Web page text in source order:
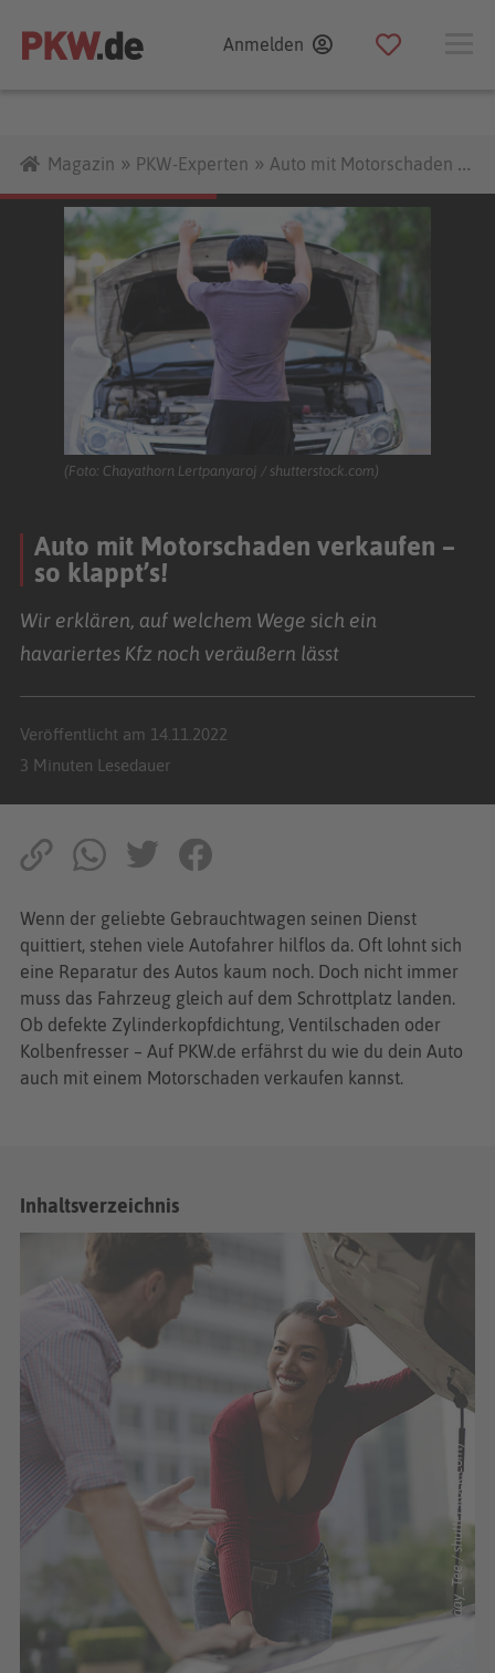
Inhalt
Anmelden
Magazin » PKW-Experten » Auto mit Motorschaden verkaufen – so klappt’s!
(Foto: Chayathorn Lertpanyaroj / shutterstock.com)
Auto mit Motorschaden verkaufen –
so klappt’s!
Wir erklären, auf welchem Wege sich ein
havariertes Kfz noch veräußern lässt
Veröffentlicht am 14.11.2022
3 Minuten Lesedauer
Wenn der geliebte Gebrauchtwagen seinen Dienst
quittiert, stehen viele Autofahrer hilflos da. Oft lohnt sich
eine Reparatur des Autos kaum noch. Doch nicht immer
muss das Fahrzeug gleich auf dem Schrottplatz landen.
Ob defekte Zylinderkopfdichtung, Ventilschaden oder
Kolbenfresser – Auf PKW.de erfährst du wie du dein Auto
auch mit einem Motorschaden verkaufen kannst.
Inhaltsverzeichnis
(Foto: Chaay_Tee / shutterstock.com)